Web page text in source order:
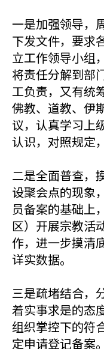
一是加强领导，
下发文件，要求
立工作领导小组
将责任分解到部
工负责，又有统
佛教、道教、伊
议，认真学习上
认识，对照规定
二是全面普查，
设聚会点的现象
员备案的基础上
区）开展宗教活
作，进一步摸清
详实数据。
三是疏堵结合，
着实事求是的态
组织掌控下的符
定申请登记备案